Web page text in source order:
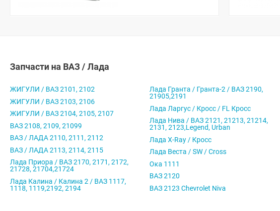
Запчасти на ВАЗ / Лада
ЖИГУЛИ / ВАЗ 2101, 2102
ЖИГУЛИ / ВАЗ 2103, 2106
ЖИГУЛИ / ВАЗ 2104, 2105, 2107
ВАЗ 2108, 2109, 21099
ВАЗ / ЛАДА 2110, 2111, 2112
ВАЗ / ЛАДА 2113, 2114, 2115
Лада Приора / ВАЗ 2170, 2171, 2172,
21728, 21704,21724
Лада Калина / Калина 2 / ВАЗ 1117,
1118, 1119,2192, 2194
Лада Гранта / Гранта-2 / ВАЗ 2190,
21905,2191
Лада Ларгус / Кросс / FL Кросс
Лада Нива / ВАЗ 2121, 21213, 21214,
2131, 2123,Legend, Urban
Лада X-Ray / Кросс
Лада Веста / SW / Cross
Ока 1111
ВАЗ 2120
ВАЗ 2123 Chevrolet Niva